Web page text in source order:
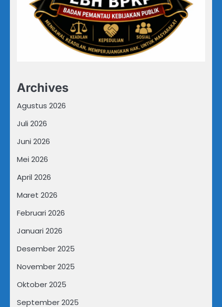
Archives
Agustus 2026
Juli 2026
Juni 2026
Mei 2026
April 2026
Maret 2026
Februari 2026
Januari 2026
Desember 2025
November 2025
Oktober 2025
September 2025